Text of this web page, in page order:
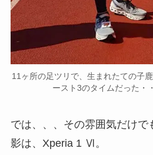
11ヶ所の足ツリで、生まれたての子
ースト3のタイムだった・
では、、、その雰囲気だけで
影は、Xperia 1 Ⅵ。